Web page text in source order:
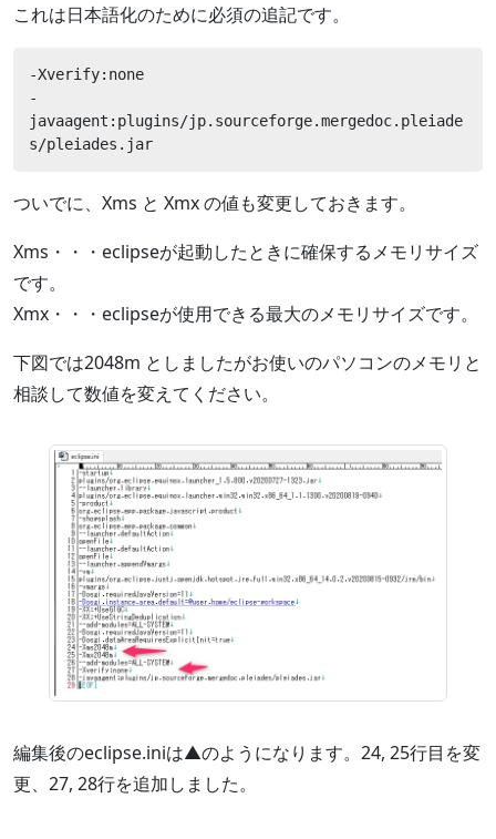
これは日本語化のために必須の追記です。
-Xverify:none
-
javaagent:plugins/jp.sourceforge.mergedoc.pleiade
s/pleiades.jar
ついでに、Xms と Xmx の値も変更しておきます。
Xms・・・eclipseが起動したときに確保するメモリサイズ
です。
Xmx・・・eclipseが使用できる最大のメモリサイズです。
下図では2048m としましたがお使いのパソコンのメモリと
相談して数値を変えてください。
編集後のeclipse.iniは▲のようになります。24, 25行目を変
更、27, 28行を追加しました。